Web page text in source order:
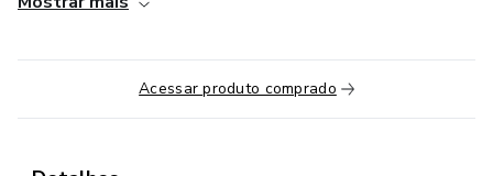
encontrará alternativas criativas que substituem esses
ingredientes
sem perder o sabor.
Acessar produto comprado